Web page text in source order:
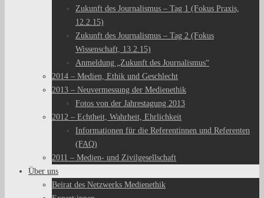
Zukunft des Journalismus – Tag 1 (Fokus Praxis,
12.2.15)
Zukunft des Journalismus – Tag 2 (Fokus
Wissenschaft, 13.2.15)
Anmeldung „Zukunft des Journalismus“
2014 – Medien, Ethik und Geschlecht
2013 – Neuvermessung der Medienethik
Fotos von der Jahrestagung 2013
2012 – Echtheit, Wahrheit, Ehrlichkeit
Informationen für die Referentinnen und Referenten
(FAQ)
2011 – Medien- und Zivilgesellschaft
Über uns
Beirat des Netzwerks Medienethik